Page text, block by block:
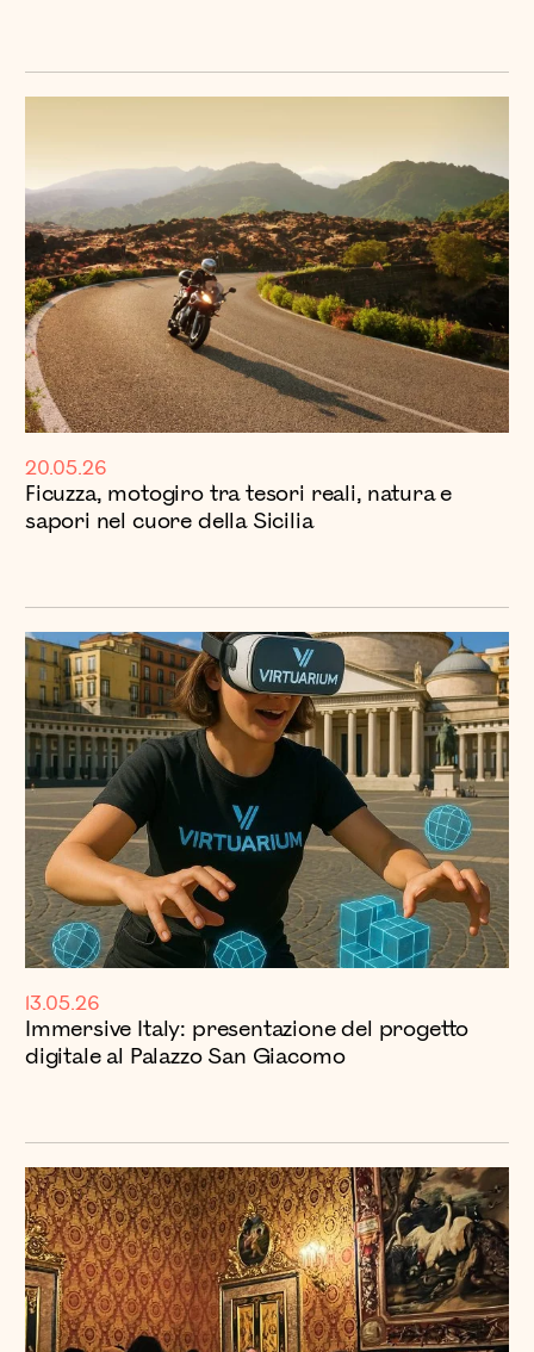
20.05.26
Ficuzza, motogiro tra tesori reali, natura e
sapori nel cuore della Sicilia
13.05.26
Immersive Italy: presentazione del progetto
digitale al Palazzo San Giacomo